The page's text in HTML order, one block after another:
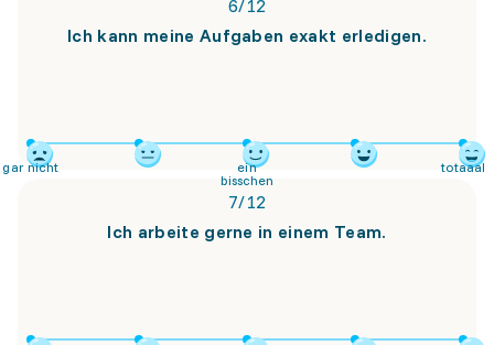
6/12
Ich kann meine Aufgaben exakt erledigen.
gar nicht
ein
bisschen
totaaal
7/12
Ich arbeite gerne in einem Team.